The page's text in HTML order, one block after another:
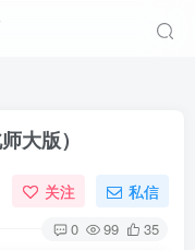
大版）
关注 私信
0 99 35